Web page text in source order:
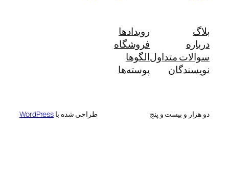
بلاگ
درباره
سوالات متداول
نویسندگان
رویدادها
فروشگاه
الگوها
پوسته‌ها
دو هزار و بیست و پنج طراحی شده با WordPress